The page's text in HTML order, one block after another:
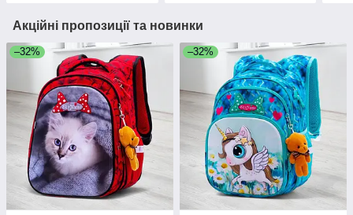
Акційні пропозиції та новинки
–32% –32%